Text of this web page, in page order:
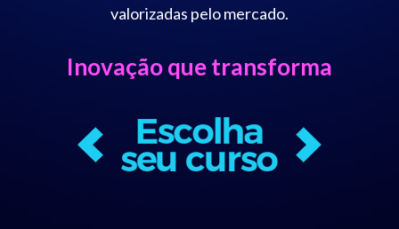
valorizadas pelo mercado.
Inovação que transforma